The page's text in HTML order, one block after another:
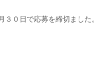
３０日で応募を締切ました。